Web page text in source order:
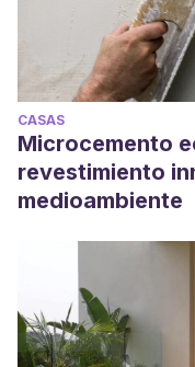
CASAS
Microcemento
revestimiento
medioambiente